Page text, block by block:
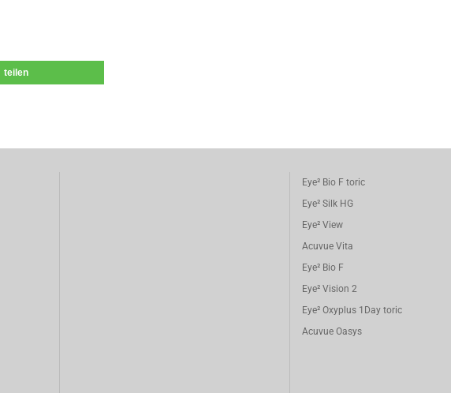
teilen
Eye² Bio F toric
Eye² Silk HG
Eye² View
Acuvue Vita
Eye² Bio F
Eye² Vision 2
Eye² Oxyplus 1Day toric
Acuvue Oasys